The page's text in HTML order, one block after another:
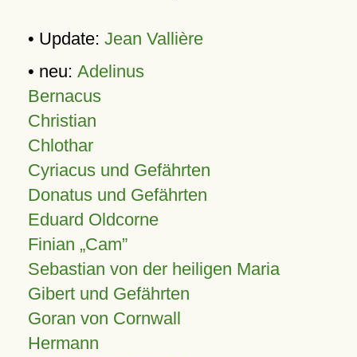
• Update: Jean Vallière
• neu: Adelinus
Bernacus
Christian
Chlothar
Cyriacus und Gefährten
Donatus und Gefährten
Eduard Oldcorne
Finian Cam
Sebastian von der heiligen Maria
Gibert und Gefährten
Goran von Cornwall
Hermann